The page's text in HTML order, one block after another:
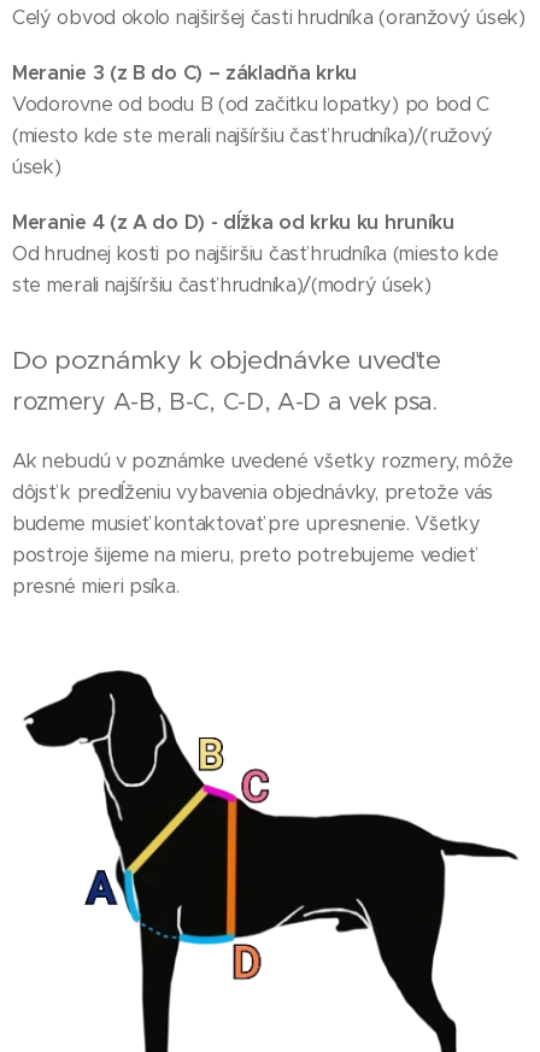
Celý obvod okolo najširšej časti hrudníka (oranžový úsek)
Meranie 3 (z B do C) – základňa krku
Vodorovne od bodu B (od začitku lopatky) po bod C
(miesto kde ste merali najšíršiu časť hrudníka)/(ružový
úsek)
Meranie 4 (z A do D) - dĺžka od krku ku hruníku
Od hrudnej kosti po najširšiu časť hrudníka (miesto kde
ste merali najšíršiu časť hrudníka)/(modrý úsek)
Do poznámky k objednávke uveďte
rozmery A-B, B-C, C-D, A-D a vek psa.
Ak nebudú v poznámke uvedené všetky rozmery, môže
dôjsť k predĺženiu vybavenia objednávky, pretože vás
budeme musieť kontaktovať pre upresnenie. Všetky
postroje šijeme na mieru, preto potrebujeme vedieť
presné mieri psíka.